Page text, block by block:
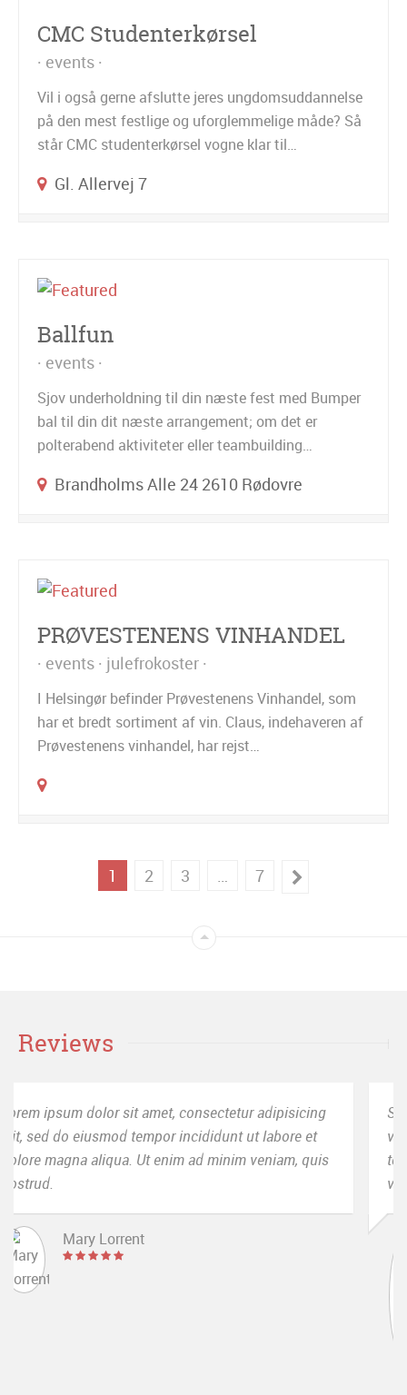
CMC Studenterkørsel
events
Vil i også gerne afslutte jeres ungdomsuddannelse
på den mest festlige og uforglemmelige måde? Så
står CMC studenterkørsel vogne klar til…
Gl. Allervej 7
Ballfun
events
Sjov underholdning til din næste fest med Bumper
bal til din dit næste arrangement; om det er
polterabend aktiviteter eller teambuilding…
Brandholms Alle 24 2610 Rødovre
PRØVESTENENS VINHANDEL
events julefrokoster
I Helsingør befinder Prøvestenens Vinhandel, som
har et bredt sortiment af vin. Claus, indehaveren af
Prøvestenens vinhandel, har rejst…
1 2 3 … 7
Reviews
Sed ut perspiciatis unde omnis iste natus error sit
voluptatem accusantium doloremque laudantium,
totam rem aperiam, eaque ipsa quae ab illo inventore
veritatis.
Mrs. Noelle Brown